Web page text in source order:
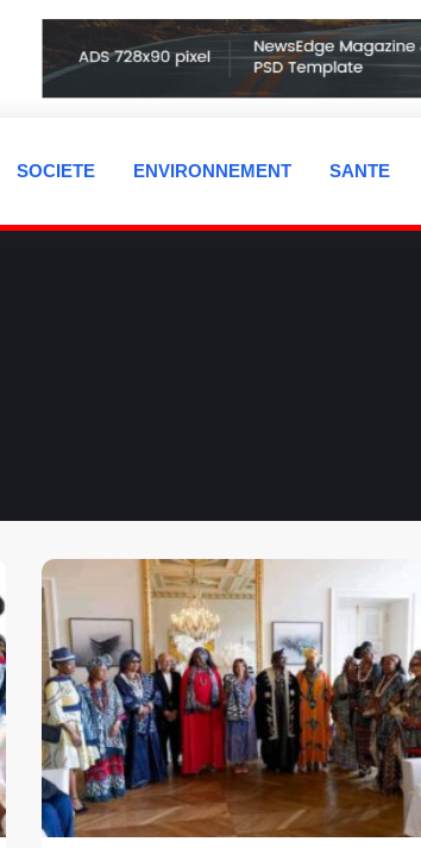
SOCIETE ENVIRONNEMENT SANTE